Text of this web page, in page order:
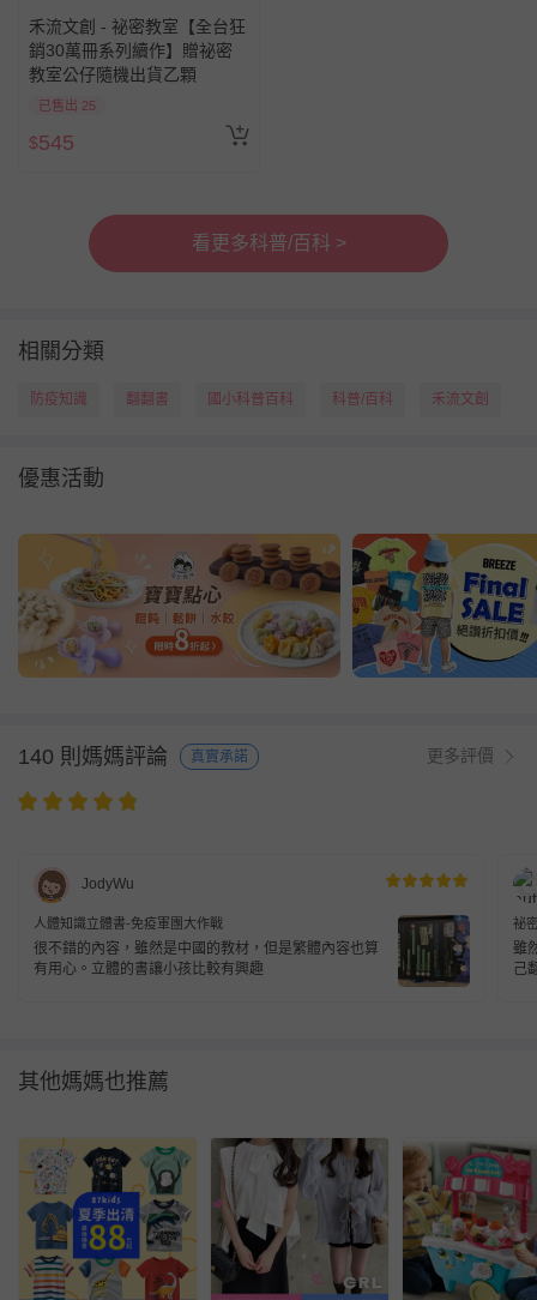
禾流文創 - 祕密教室【全台狂
銷30萬冊系列續作】贈祕密
教室公仔隨機出貨乙顆
已售出 25
$545
看更多科普/百科 >
相關分類
防疫知識 翻翻書 國小科普百科 科普/百科 禾流文創
優惠活動
140 則媽媽評論 真實承諾 更多評價
JodyWu
人體知識立體書-免疫軍團大作戰
很不錯的內容，雖然是中國的教材，但是繁體內容也算
有用心。立體的書讓小孩比較有興趣
祕
童
雖
己
其他媽媽也推薦